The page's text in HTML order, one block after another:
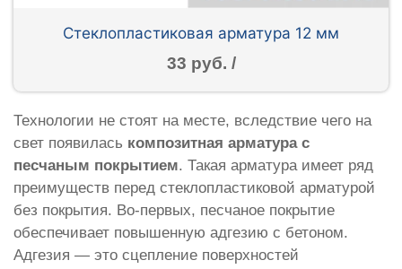
Стеклопластиковая арматура 12 мм
33 руб. /
Технологии не стоят на месте, вследствие чего на
свет появилась композитная арматура с
песчаным покрытием. Такая арматура имеет ряд
преимуществ перед стеклопластиковой арматурой
без покрытия. Во-первых, песчаное покрытие
обеспечивает повышенную адгезию с бетоном.
Адгезия — это сцепление поверхностей